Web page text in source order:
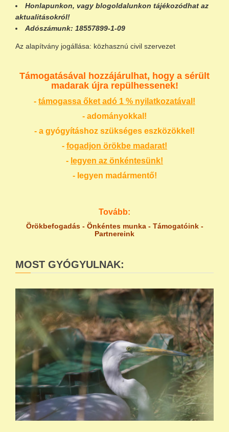
Honlapunkon, vagy blogoldalunkon tájékozódhat az
aktualitásokról!
Adószámunk: 18557899-1-09
Az alapítvány jogállása: közhasznú civil szervezet
Támogatásával hozzájárulhat, hogy a sérült
madarak újra repülhessenek!
- támogassa őket adó 1 % nyilatkozatával!
- adományokkal!
- a gyógyításhoz szükséges eszközökkel!
- fogadjon örökbe madarat!
- legyen az önkéntesünk!
- legyen madármentő!
Tovább:
Örökbefogadás - Önkéntes munka- Támogatóink-
Partnereink
MOST GYÓGYULNAK: